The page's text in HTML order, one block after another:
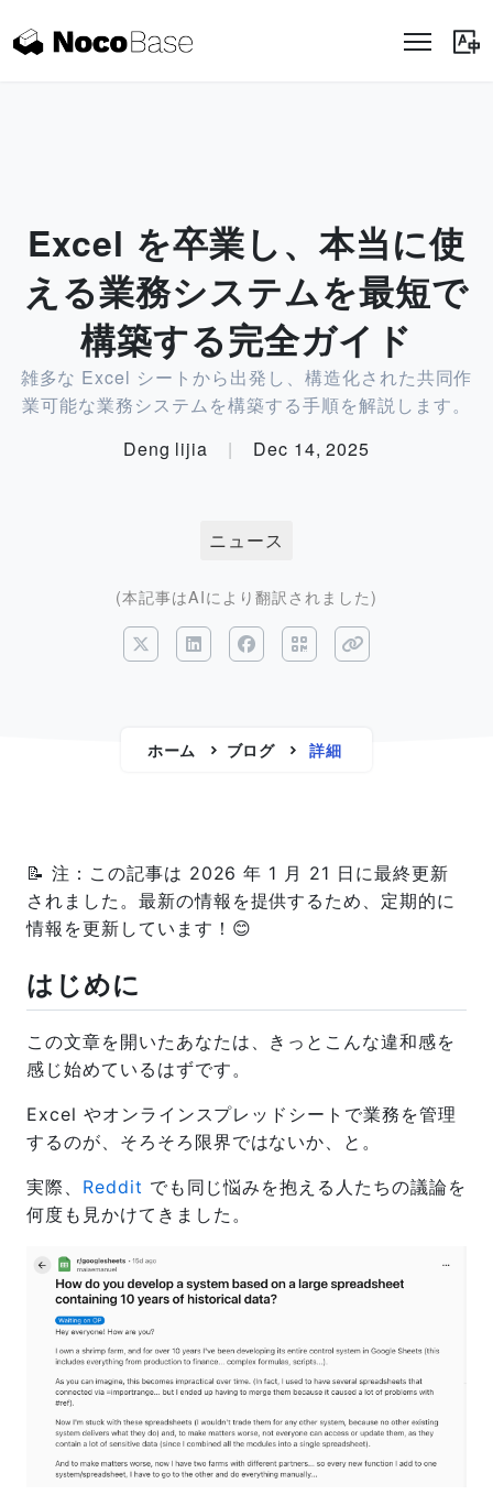
Excel を卒業し、本当に使
える業務システムを最短で
構築する完全ガイド
雑多な Excel シートから出発し、構造化された共同作
業可能な業務システムを構築する手順を解説します。
Deng lijia
| Dec 14, 2025
ニュース
(本記事はAIにより翻訳されました)
ホーム ブログ 詳細
📝 注：この記事は 2026 年 1 月 21 日に最終更新
されました。最新の情報を提供するため、定期的に
情報を更新しています！😊
はじめに
この文章を開いたあなたは、きっとこんな違和感を
感じ始めているはずです。
Excel やオンラインスプレッドシートで業務を管理
するのが、そろそろ限界ではないか、と。
実際、 Reddit でも同じ悩みを抱える人たちの議論を
何度も見かけてきました。